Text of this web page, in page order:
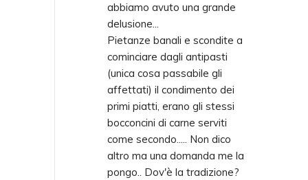
abbiamo avuto una grande
delusione...
Pietanze banali e scondite a
cominciare dagli antipasti
(unica cosa passabile gli
affettati) il condimento dei
primi piatti, erano gli stessi
bocconcini di carne serviti
come secondo..... Non dico
altro ma una domanda me la
pongo.. Dov'è la tradizione?